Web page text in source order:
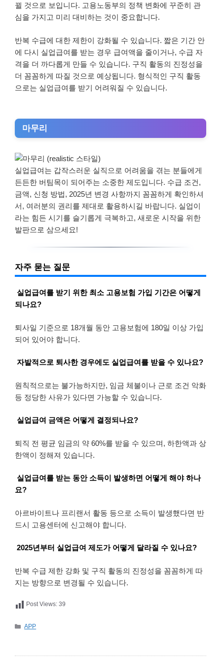
뀔 것으로 보입니다. 고용노동부의 정책 변화에 꾸준히 관
심을 가지고 미리 대비하는 것이 중요합니다.
반복 수급에 대한 제한이 강화될 수 있습니다. 짧은 기간 안
에 다시 실업급여를 받는 경우 급여액을 줄이거나, 수급 자
격을 더 까다롭게 만들 수 있습니다. 구직 활동의 진정성을
더 꼼꼼하게 따질 것으로 예상됩니다. 형식적인 구직 활동
으로는 실업급여를 받기 어려워질 수 있습니다.
마무리
실업급여는 갑작스러운 실직으로 어려움을 겪는 분들에게
든든한 버팀목이 되어주는 소중한 제도입니다. 수급 조건,
금액, 신청 방법, 2025년 변경 사항까지 꼼꼼하게 확인하셔
서, 여러분의 권리를 제대로 활용하시길 바랍니다. 실업이
라는 힘든 시기를 슬기롭게 극복하고, 새로운 시작을 위한
발판으로 삼으세요!
자주 묻는 질문
실업급여를 받기 위한 최소 고용보험 가입 기간은 어떻게
되나요?
퇴사일 기준으로 18개월 동안 고용보험에 180일 이상 가입
되어 있어야 합니다.
자발적으로 퇴사한 경우에도 실업급여를 받을 수 있나요?
원칙적으로는 불가능하지만, 임금 체불이나 근로 조건 악화
등 정당한 사유가 있다면 가능할 수 있습니다.
실업급여 금액은 어떻게 결정되나요?
퇴직 전 평균 임금의 약 60%를 받을 수 있으며, 하한액과 상
한액이 정해져 있습니다.
실업급여를 받는 동안 소득이 발생하면 어떻게 해야 하나
요?
아르바이트나 프리랜서 활동 등으로 소득이 발생했다면 반
드시 고용센터에 신고해야 합니다.
2025년부터 실업급여 제도가 어떻게 달라질 수 있나요?
반복 수급 제한 강화 및 구직 활동의 진정성을 꼼꼼하게 따
지는 방향으로 변경될 수 있습니다.
Post Views: 39
카
APP